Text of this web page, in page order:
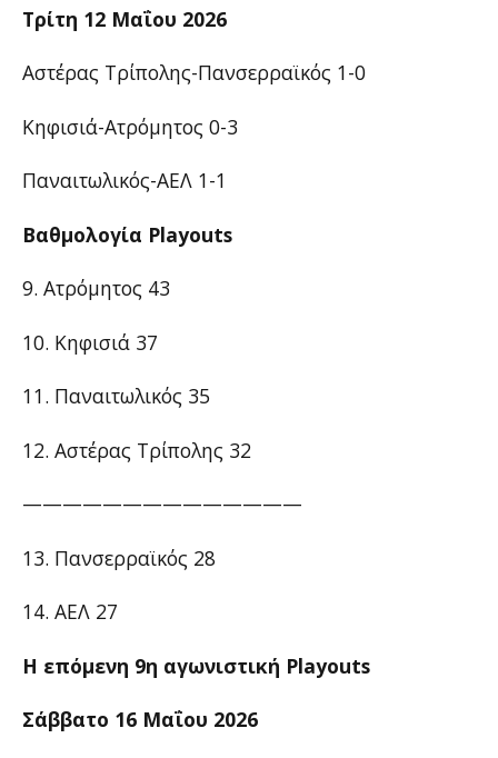
Τρίτη 12 Μαΐου 2026
Αστέρας Τρίπολης-Πανσερραϊκός 1-0
Κηφισιά-Ατρόμητος 0-3
Παναιτωλικός-ΑΕΛ 1-1
Βαθμολογία Playouts
9. Ατρόμητος 43
10. Κηφισιά 37
11. Παναιτωλικός 35
12. Αστέρας Τρίπολης 32
——————————————
13. Πανσερραϊκός 28
14. ΑΕΛ 27
Η επόμενη 9η αγωνιστική Playouts
Σάββατο 16 Μαΐου 2026